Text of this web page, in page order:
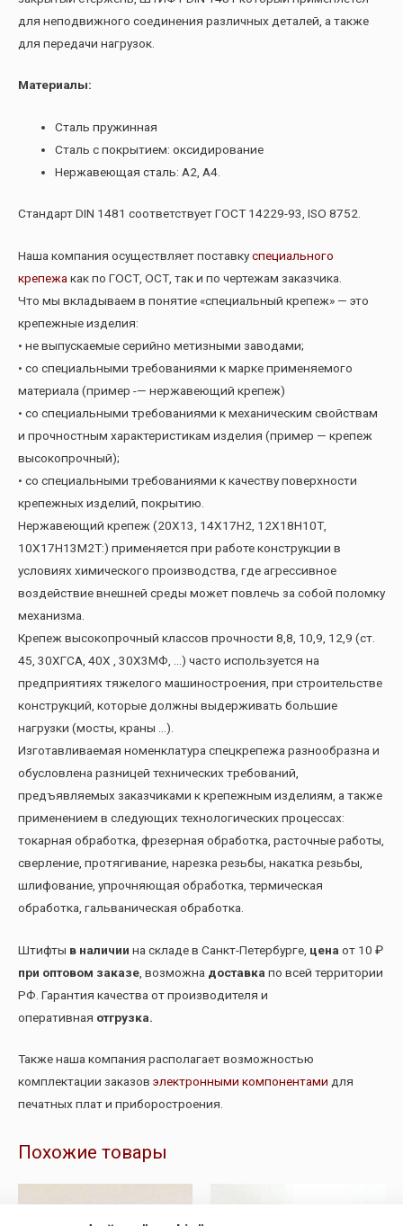
для неподвижного соединения различных деталей, а также
для передачи нагрузок.
Материалы:
Сталь пружинная
Сталь с покрытием: оксидирование
Нержавеющая сталь: А2, А4.
Стандарт DIN 1481 соответствует ГОСТ 14229-93, ISO 8752.
Наша компания осуществляет поставкуспециального
крепежа как по ГОСТ, ОСТ, так и по чертежам заказчика.
Что мы вкладываем в понятие «специальный крепеж» — это
крепежные изделия:
• не выпускаемые серийно метизными заводами;
• со специальными требованиями к марке применяемого
материала (пример -— нержавеющий крепеж)
• со специальными требованиями к механическим свойствам
и прочностным характеристикам изделия (пример — крепеж
высокопрочный);
• со специальными требованиями к качеству поверхности
крепежных изделий, покрытию.
Нержавеющий крепеж (20Х13, 14Х17Н2, 12Х18Н10Т,
10Х17Н13М2Т:) применяется при работе конструкции в
условиях химического производства, где агрессивное
воздействие внешней среды может повлечь за собой поломку
механизма.
Крепеж высокопрочный классов прочности 8,8, 10,9, 12,9 (ст.
45, 30ХГСА, 40Х , 30Х3МФ, …) часто используется на
предприятиях тяжелого машиностроения, при строительстве
конструкций, которые должны выдерживать большие
нагрузки (мосты, краны …).
Изготавливаемая номенклатура спецкрепежа разнообразна и
обусловлена разницей технических требований,
предъявляемых заказчиками к крепежным изделиям, а также
применением в следующих технологических процессах:
токарная обработка, фрезерная обработка, расточные работы,
сверление, протягивание, нарезка резьбы, накатка резьбы,
шлифование, упрочняющая обработка, термическая
обработка, гальваническая обработка.
Штифты в наличии на складе в Санкт-Петербурге, цена от 10 ₽
при оптовом заказе , возможна доставка по всей территории
РФ. Гарантия качества от производителя и
оперативная отгрузка.
Также наша компания располагает возможностью
комплектации заказов электронными компонентами для
печатных плат и приборостроения.
Похожие товары